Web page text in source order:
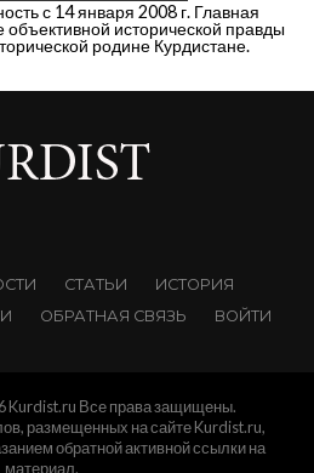
с 14 января 2008 г. Главная
исторической правды
родине Курдистане.
СТАТЬИ
ИСТОРИЯ
ОБРАТНАЯ СВЯЗЬ ВОЙТИ
Kurdist.ru Все права защищены.
размещенных на сайте Kurdist.ru,
обратной активной ссылки на
материал.